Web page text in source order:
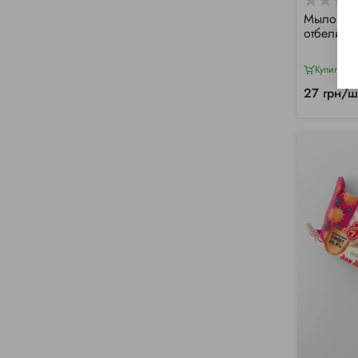
Мыло
Купили 13
27 грн/